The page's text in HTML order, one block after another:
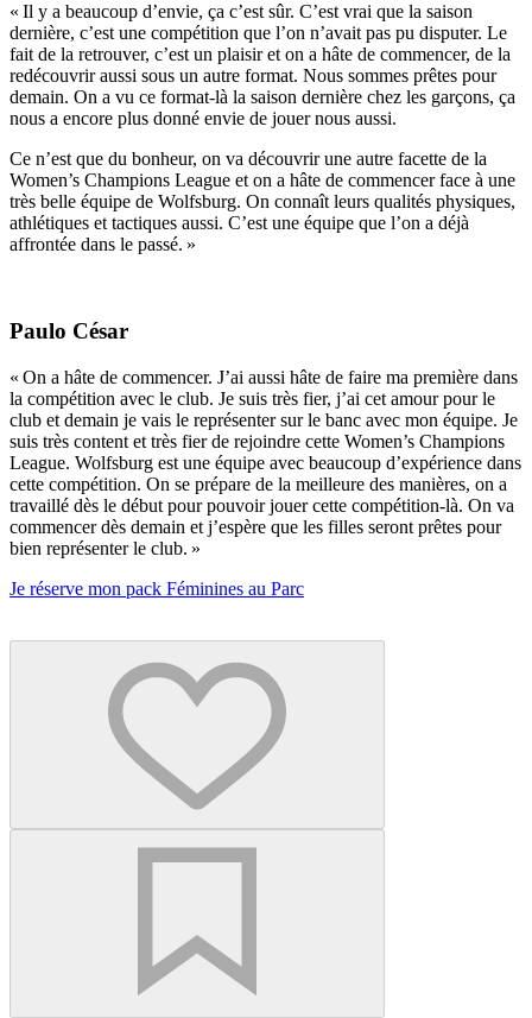
« Il y a beaucoup d’envie, ça c’est sûr. C’est vrai que la saison
dernière, c’est une compétition que l’on n’avait pas pu disputer. Le
fait de la retrouver, c’est un plaisir et on a hâte de commencer, de la
redécouvrir aussi sous un autre format. Nous sommes prêtes pour
demain. On a vu ce format-là la saison dernière chez les garçons, ça
nous a encore plus donné envie de jouer nous aussi.
Ce n’est que du bonheur, on va découvrir une autre facette de la
Women’s Champions League et on a hâte de commencer face à une
très belle équipe de Wolfsburg. On connaît leurs qualités physiques,
athlétiques et tactiques aussi. C’est une équipe que l’on a déjà
affrontée dans le passé. »
Paulo César
« On a hâte de commencer. J’ai aussi hâte de faire ma première dans
la compétition avec le club. Je suis très fier, j’ai cet amour pour le
club et demain je vais le représenter sur le banc avec mon équipe. Je
suis très content et très fier de rejoindre cette Women’s Champions
League. Wolfsburg est une équipe avec beaucoup d’expérience dans
cette compétition. On se prépare de la meilleure des manières, on a
travaillé dès le début pour pouvoir jouer cette compétition-là. On va
commencer dès demain et j’espère que les filles seront prêtes pour
bien représenter le club. »
Je réserve mon pack Féminines au Parc